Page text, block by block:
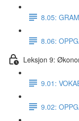
8.05:
8.06:
Leksjon 9:
9.01:
9.02: